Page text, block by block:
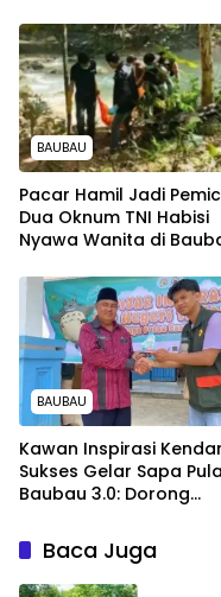
BAUBAU
Pacar Hamil Jadi
Dua Oknum TNI Habisi
Nyawa Wanita di
BAUBAU
Kawan Inspirasi
Sukses Gelar Sapa
Baubau 3.0: Dorong
Pengembangan
Pelajar
Baca Juga